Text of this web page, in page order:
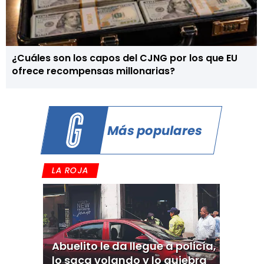
¿Cuáles son los capos del CJNG por los que EU
ofrece recompensas millonarias?
Más populares
LA ROJA
Abuelito le da llegue a policía,
lo saca volando y lo quiebra